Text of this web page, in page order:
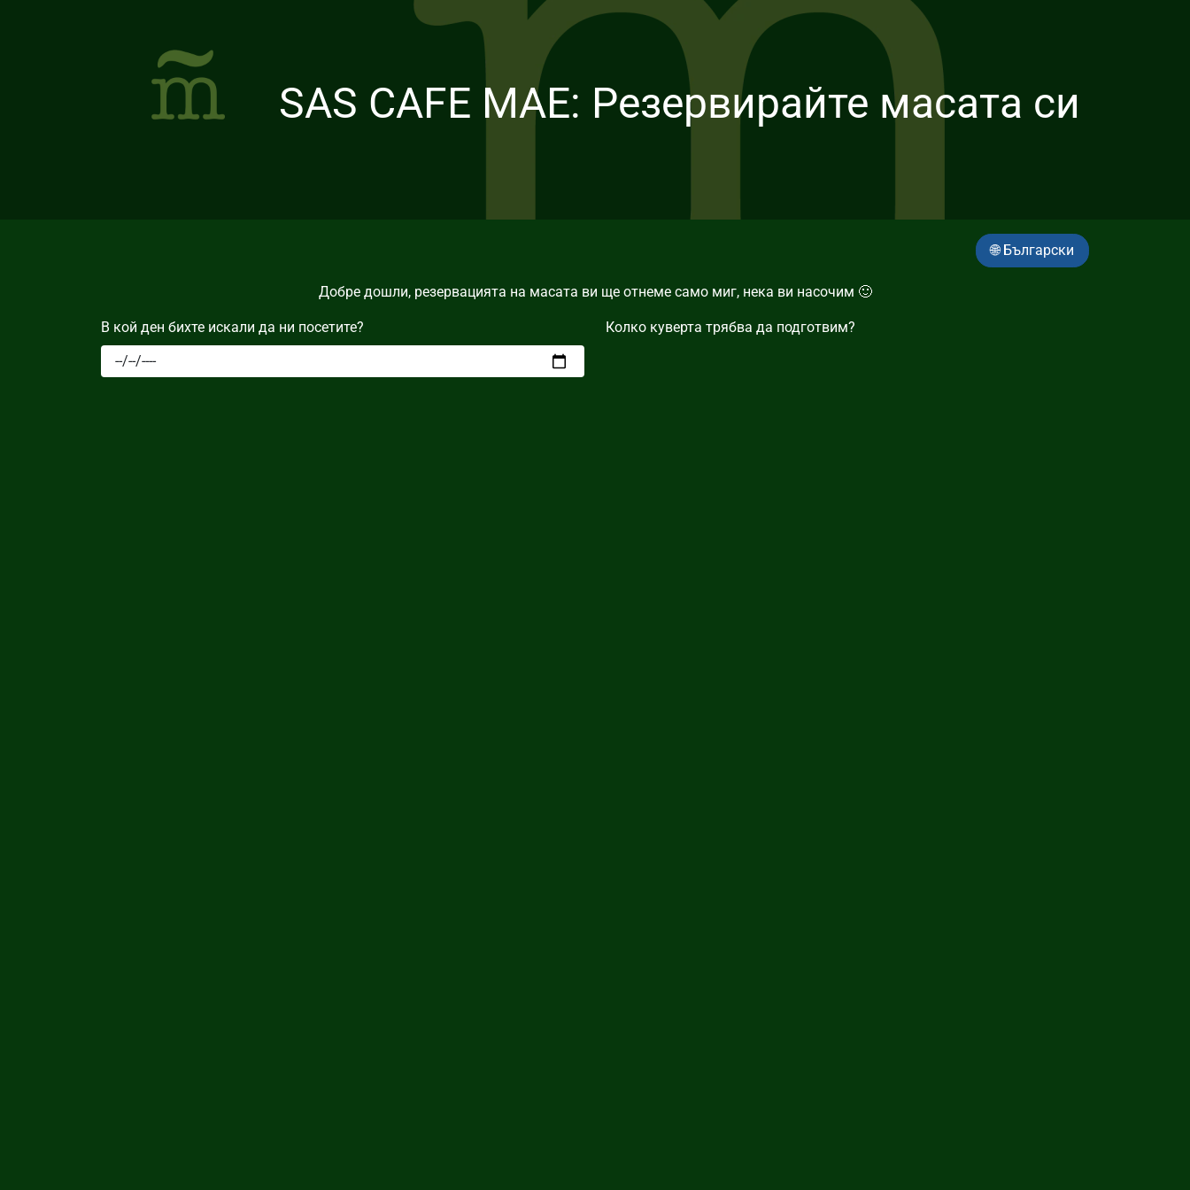
SAS CAFE MAE: Резервирайте масата си
🌐 Български
Добре дошли, резервацията на масата ви ще отнеме само миг, нека ви насочим 🙂
В кой ден бихте искали да ни посетите? Колко куверта трябва да подготвим?